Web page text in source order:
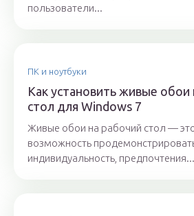
пользователи...
ПК и ноутбуки
Как установить живые обои
стол для Windows 7
Живые обои на рабочий стол —
возможность
индивидуальность, предпочтения...